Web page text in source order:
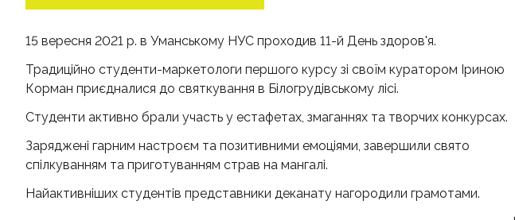
15 вересня 2021 р. в Уманському НУС проходив 11-й День здоров'я.
Традиційно студенти-маркетологи першого курсу зі своїм куратором Іриною
Корман приєдналися до святкування в Білогрудівському лісі.
Студенти активно брали участь у естафетах, змаганнях та творчих конкурсах.
Заряджені гарним настроєм та позитивними емоціями, завершили свято
спілкуванням та приготуванням страв на мангалі.
Найактивніших студентів представники деканату нагородили грамотами.